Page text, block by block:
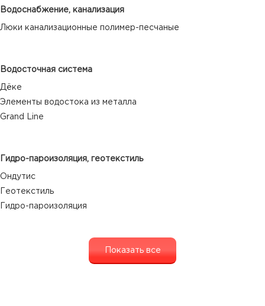
Водоснабжение, канализация
Люки канализационные полимер-песчаные
Водосточная система
Дёке
Элементы водостока из металла
Grand Line
Гидро-пароизоляция, геотекстиль
Ондутис
Геотекстиль
Гидро-пароизоляция
Показать все